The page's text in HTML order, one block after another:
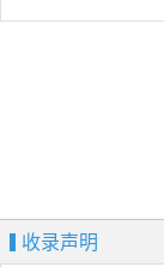
收录声明